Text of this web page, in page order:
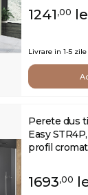
1241 ,00
Livrare in 1-5
Perete dus
Easy
profil
1693,00